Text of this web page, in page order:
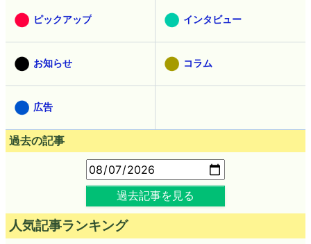
ピックアップ インタビュー
お知らせ コラム
広告
過去の記事
過去記事を見る
人気記事ランキング